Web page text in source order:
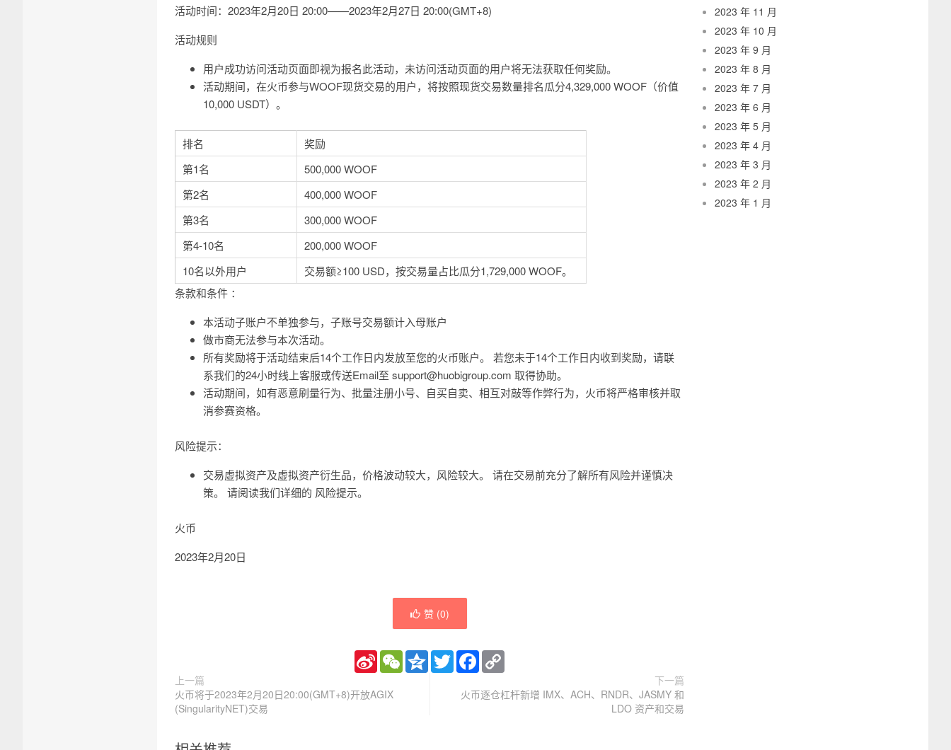
活动时间：2023年2月20日 20:00——2023年2月27日 20:00(GMT+8)
活动规则
用户成功访问活动页面即视为报名此活动，未访问活动页面的用户将无法获取任何奖励。
活动期间，在火币参与WOOF现货交易的用户，将按照现货交易数量排名瓜分4,329,000 WOOF（价值
10,000 USDT）。
排名
奖励
第1名
500,000 WOOF
第2名
400,000 WOOF
第3名
300,000 WOOF
第4-10名
200,000 WOOF
10名以外用户
交易额≥100 USD，按交易量占比瓜分1,729,000 WOOF。
条款和条件 ：
本活动子账户不单独参与，子账号交易额计入母账户
做市商无法参与本次活动。
所有奖励将于活动结束后14个工作日内发放至您的火币账户。 若您未于14个工作日内收到奖励，请联
系我们的24小时线上客服或传送Email至 support@huobigroup.com 取得协助。
活动期间，如有恶意刷量行为、批量注册小号、自买自卖、相互对敲等作弊行为，火币将严格审核并取
消参赛资格。
风险提示：
交易虚拟资产及虚拟资产衍生品，价格波动较大，风险较大。 请在交易前充分了解所有风险并谨慎决
策。 请阅读我们详细的 风险提示。
火币
2023年2月20日
赞 (0)
Sina
Weibo
WeChatQzoneTwitterFacebook
上一篇
火币将于2023年2月20日20:00(GMT+8)开放AGIX
(SingularityNET)交易
下一篇
火币逐仓杠杆新增 IMX、ACH、RNDR、JASMY 和
LDO 资产和交易
2023 年 11 月
2023 年 10 月
2023 年 9 月
2023 年 8 月
2023 年 7 月
2023 年 6 月
2023 年 5 月
2023 年 4 月
2023 年 3 月
2023 年 2 月
2023 年 1 月